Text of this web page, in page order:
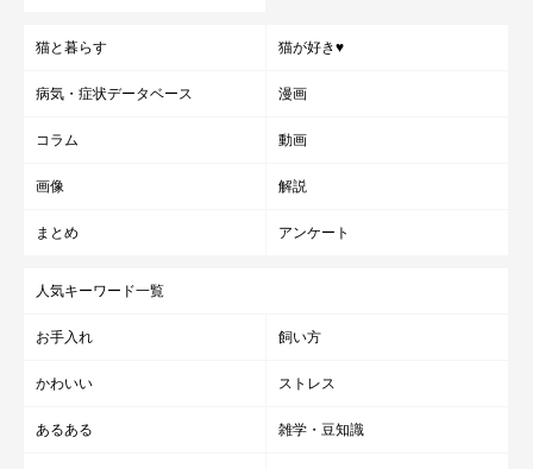
猫と暮らす 猫が好き♥
病気・症状データベース 漫画
コラム 動画
画像 解説
まとめ アンケート
人気キーワード一覧
お手入れ 飼い方
かわいい ストレス
あるある 雑学・豆知識